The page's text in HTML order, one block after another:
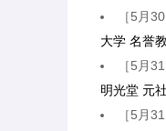
［5月
大学 名誉教
［5月
明光堂 元社
［5月